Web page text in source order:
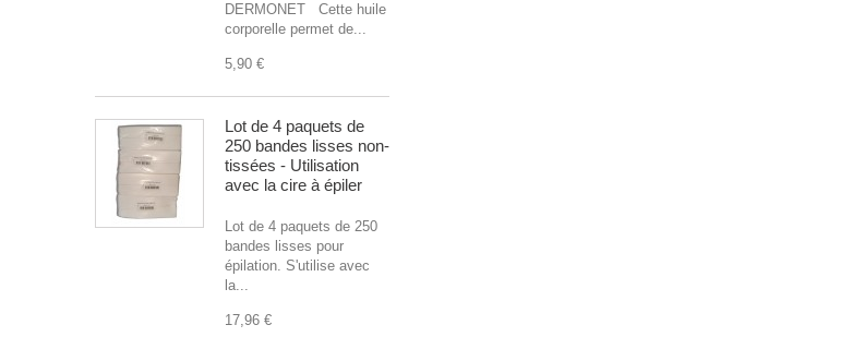
DERMONET Cette huile
corporelle permet de...
5,90 €
Lot de 4 paquets de
250 bandes lisses non-
tissées - Utilisation
avec la cire à épiler
Lot de 4 paquets de 250
bandes lisses pour
épilation. S'utilise avec
la...
17,96 €